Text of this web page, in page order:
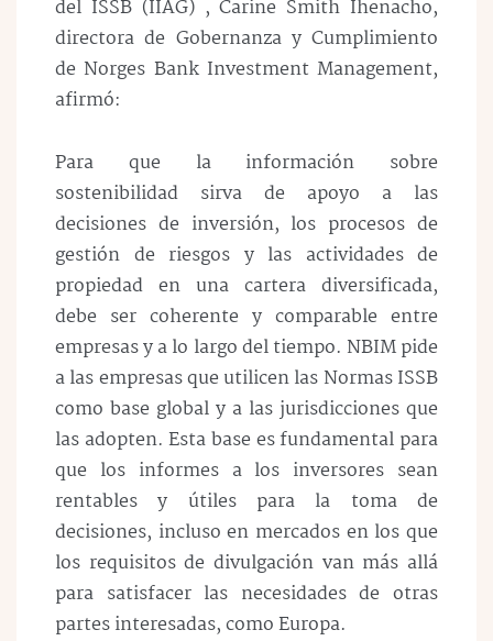
del ISSB (IIAG) , Carine Smith Ihenacho,
directora de Gobernanza y Cumplimiento
de Norges Bank Investment Management,
afirmó:
Para que la información sobre
sostenibilidad sirva de apoyo a las
decisiones de inversión, los procesos de
gestión de riesgos y las actividades de
propiedad en una cartera diversificada,
debe ser coherente y comparable entre
empresas y a lo largo del tiempo. NBIM pide
a las empresas que utilicen las Normas ISSB
como base global y a las jurisdicciones que
las adopten. Esta base es fundamental para
que los informes a los inversores sean
rentables y útiles para la toma de
decisiones, incluso en mercados en los que
los requisitos de divulgación van más allá
para satisfacer las necesidades de otras
partes interesadas, como Europa.